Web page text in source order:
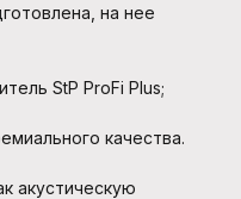
на нее
StP ProFi Plus;
качества.
акустическую